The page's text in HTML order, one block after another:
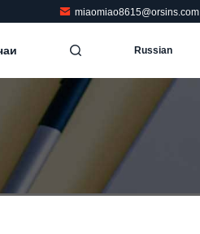
miaomiao8615@orsins.com
Russian